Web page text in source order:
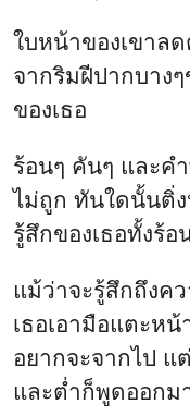
ใบหน้าของเขาล
จากริมฝีปากบาง
ของเธอ
ร้อนๆ คันๆ และค
ไม่ถูก ทันใดนั้นติ่
รู้สึกของเธอทั้งร้อ
แม้ว่าจะรู้สึกถึงค
เธอเอามือแตะห
อยากจะจากไป แ
และต่ำก็พูดออกม